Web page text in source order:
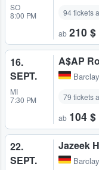
SO
8:00 PM
94 tickets
ab 210 $
16.
SEPT.
MI
7:30 PM
A$AP
79 tickets
ab 104 $
22.
SEPT.
Jazeek